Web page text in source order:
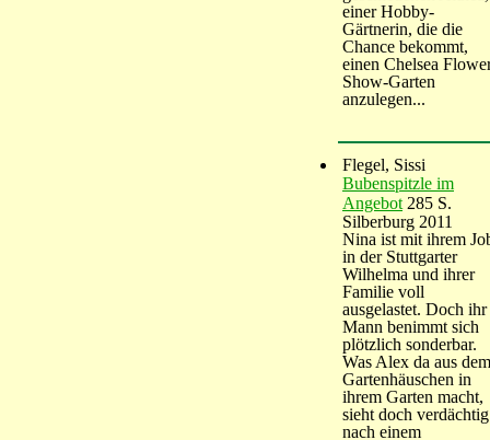
einer Hobby-
Gärtnerin, die die
Chance bekommt,
einen Chelsea
Show-Garten
anzulegen...
Flegel, Sissi
Bubenspitzle im
Angebot 285 S.
Silberburg 2011
Nina ist mit ihrem
in der Stuttgarter
Wilhelma und ihrer
Familie voll
ausgelastet. Doch ihr
Mann benimmt sich
plötzlich sonderbar.
Was Alex da aus dem
Gartenhäuschen in
ihrem Garten macht,
sieht doch verdächtig
nach einem